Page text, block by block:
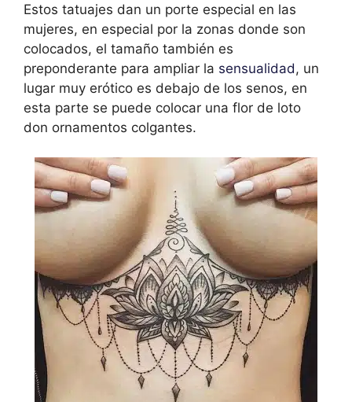
Estos tatuajes dan un porte especial en las
mujeres, en especial por la zonas donde son
colocados, el tamaño también es
preponderante para ampliar la sensualidad, un
lugar muy erótico es debajo de los senos, en
esta parte se puede colocar una flor de loto
don ornamentos colgantes.